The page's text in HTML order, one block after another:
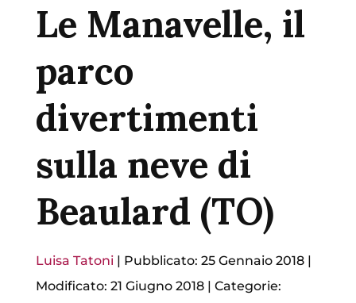
Le Manavelle, il
parco
divertimenti
sulla neve di
Beaulard (TO)
Luisa Tatoni| Pubblicato: 25 Gennaio 2018|
Modificato: 21 Giugno 2018| Categorie: